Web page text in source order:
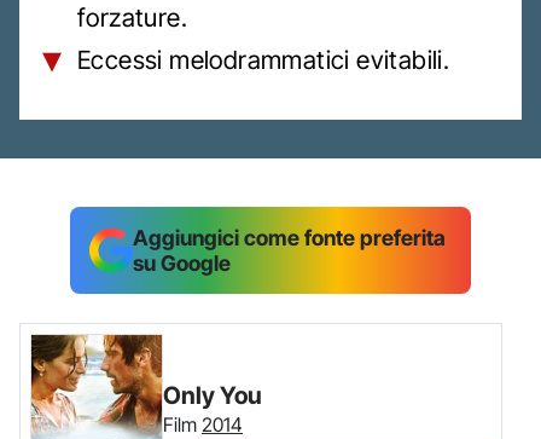
forzature.
Eccessi melodrammatici evitabili.
Aggiungici come fonte preferita
su Google
Only You
Film 2014